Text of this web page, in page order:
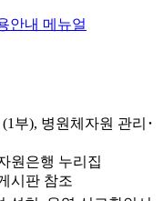
안내 메뉴얼
부), 병원체자원 관리･
원은행 누리집
시판 참조